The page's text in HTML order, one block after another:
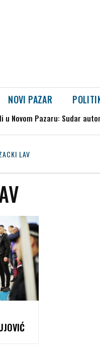
NOVI PAZAR
u Novom Pazaru: Sudar
LAV